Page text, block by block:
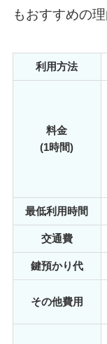
もおすすめの理
利用方法
料金
(1時間)
最低利用時間
交通費
鍵預かり代
その他費用